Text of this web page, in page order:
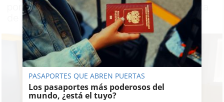
por vía contencioso administrativa a la Junta
de Andalucía el reembolso de este gasto
PASAPORTES QUE ABREN PUERTAS
Los pasaportes más poderosos del
mundo, ¿está el tuyo?